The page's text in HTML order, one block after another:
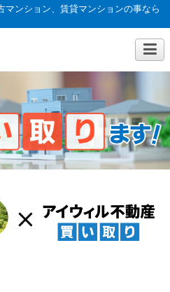
ンション、賃貸マンションの事なら